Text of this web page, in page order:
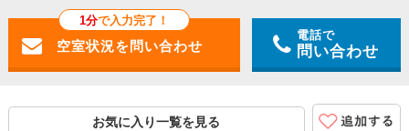
1分で入力完了！
電話で
問い合わせ
お気に入り一覧を見る